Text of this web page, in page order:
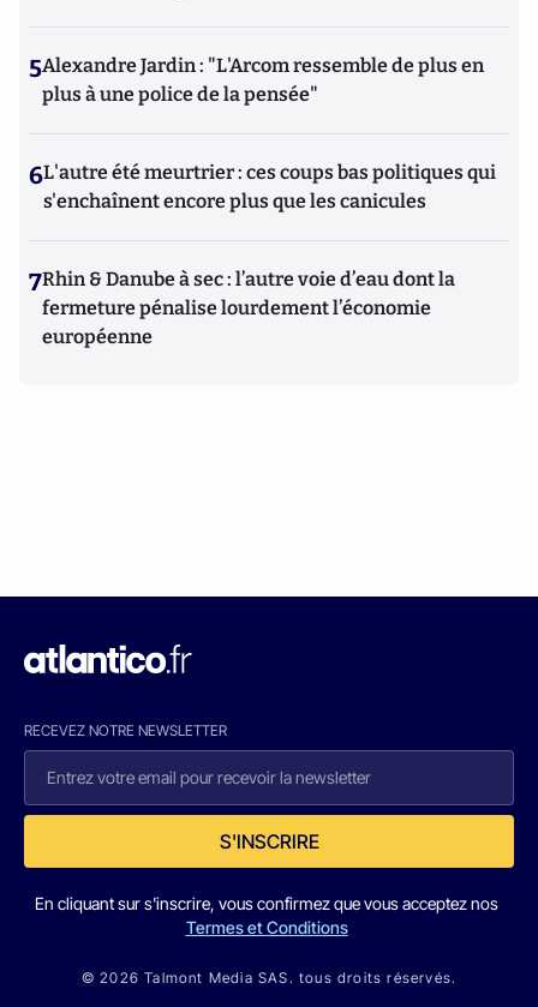
5Alexandre Jardin : "L'Arcom ressemble de plus en
plus à une police de la pensée"
6L'autre été meurtrier : ces coups bas politiques qui
s'enchaînent encore plus que les canicules
7Rhin & Danube à sec : l’autre voie d’eau dont la
fermeture pénalise lourdement l’économie
européenne
RECEVEZ NOTRE NEWSLETTER
S'INSCRIRE
En cliquant sur s'inscrire, vous confirmez que vous acceptez nos
Termes et Conditions
© 2026 Talmont Media SAS. tous droits réservés.